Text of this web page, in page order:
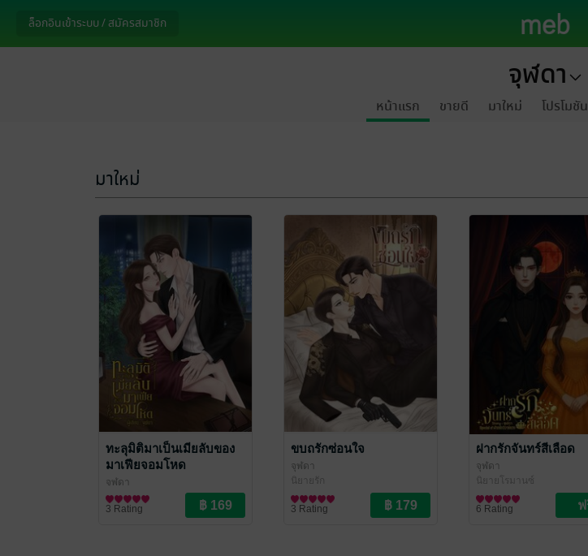
ล็อกอินเข้าระบบ / สมัครสมาชิก
จุฬดา
หน้าแรก ขายดี มาใหม่ โปรโมชัน
มาใหม่
ทะลุมิติมาเป็นเมียลับของ
มาเฟียจอมโหด
จุฬดา
นิยายรัก
3 Rating
ขบถรักซ่อนใจ
จุฬดา
นิยายรัก
3 Rating
ฝากรักจันทร์สีเลือด
จุฬดา
นิยายโรมานซ์
6 Rating